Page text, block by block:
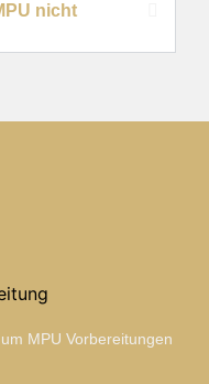
nicht
MPU Vorbereitungen